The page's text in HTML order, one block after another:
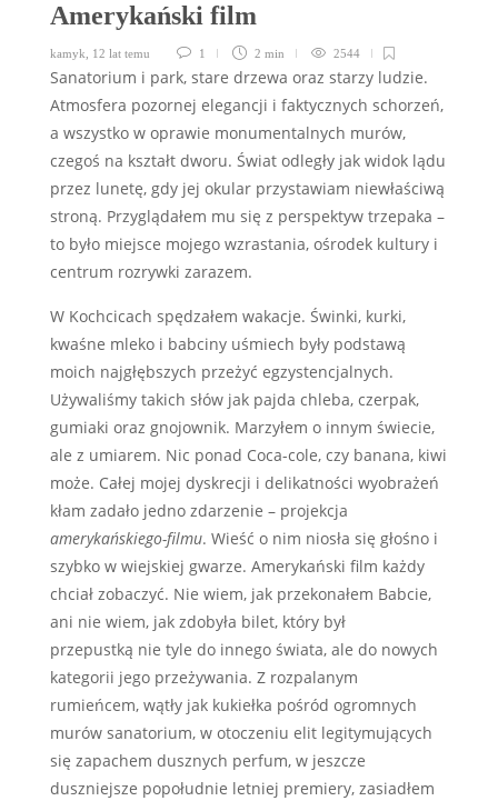
Amerykański film
kamyk 12 lat temu 1 2 min 2544
Sanatorium i park, stare drzewa oraz starzy ludzie.
Atmosfera pozornej elegancji i faktycznych schorzeń,
a wszystko w oprawie monumentalnych murów,
czegoś na kształt dworu. Świat odległy jak widok lądu
przez lunetę, gdy jej okular przystawiam niewłaściwą
stroną. Przyglądałem mu się z perspektyw trzepaka –
to było miejsce mojego wzrastania, ośrodek kultury i
centrum rozrywki zarazem.
W Kochcicach spędzałem wakacje. Świnki, kurki,
kwaśne mleko i babciny uśmiech były podstawą
moich najgłębszych przeżyć egzystencjalnych.
Używaliśmy takich słów jak pajda chleba, czerpak,
gumiaki oraz gnojownik. Marzyłem o innym świecie,
ale z umiarem. Nic ponad Coca-cole, czy banana, kiwi
może. Całej mojej dyskrecji i delikatności wyobrażeń
kłam zadało jedno zdarzenie – projekcja
amerykańskiego-filmu. Wieść o nim niosła się głośno i
szybko w wiejskiej gwarze. Amerykański film każdy
chciał zobaczyć. Nie wiem, jak przekonałem Babcie,
ani nie wiem, jak zdobyła bilet, który był
przepustką nie tyle do innego świata, ale do nowych
kategorii jego przeżywania. Z rozpalanym
rumieńcem, wątły jak kukiełka pośród ogromnych
murów sanatorium, w otoczeniu elit legitymujących
się zapachem dusznych perfum, w jeszcze
duszniejsze popołudnie letniej premiery, zasiadłem